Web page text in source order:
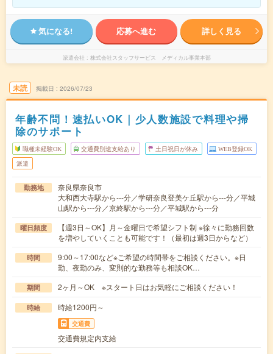
気になる! 応募へ進む 詳しく見る
派遣会社 株式会社スタッフサービス メディカル事業本部
未読 掲載日 2026/07/23
年齢不問！速払いOK｜少人数施設で料理や掃
除のサポート
職種未経験OK 交通費別途支給あり 土日祝日が休み WEB登録OK
派遣
勤務地
奈良県奈良市
大和西大寺駅から---分／学研奈良登美ケ丘駅から---分／平城
山駅から---分／京終駅から---分／平城駅から---分
曜日頻度
【週3日～OK】月～金曜日で希望シフト制 ※徐々に勤務回数
を増やしていくことも可能です！（最初は週3日からなど）
時間
9:00～17:00など※ご希望の時間帯をご相談ください。※日
勤、夜勤のみ、変則的な勤務等も相談OK…
期間 2ヶ月～OK ※スタート日はお気軽にご相談ください！
時給 時給1200円～
交通費
交通費規定内支給